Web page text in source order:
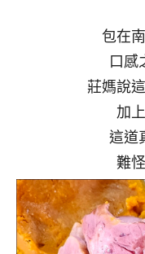
包在
口感
莊媽說
加
這道
難